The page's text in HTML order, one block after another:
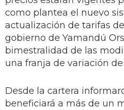
como plantea el nuevo
actualización de tarifas
gobierno de Yamandú
bimestralidad de las
una franja de variación de
Desde la cartera
beneficiará a más de un